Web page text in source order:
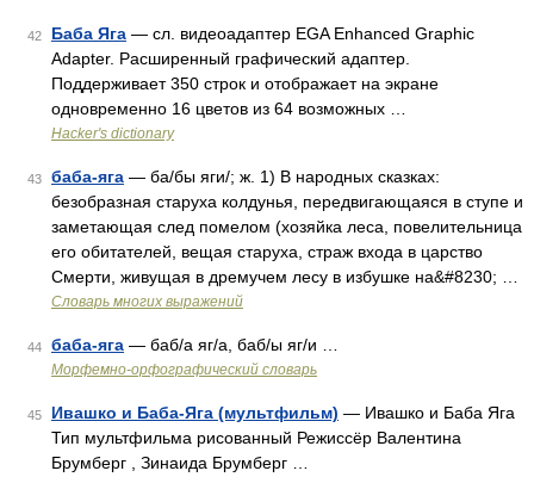
42 Баба Яга — сл. видеоадаптер EGA Enhanced Graрhic
Adaрter. Расширенный графический адаптер.
Поддерживает 350 строк и отображает на экране
одновременно 16 цветов из 64 возможных …
Hacker's dictionary
43 баба-яга — ба/бы яги/; ж. 1) В народных сказках:
безобразная старуха колдунья, передвигающаяся в ступе и
заметающая след помелом (хозяйка леса, повелительница
его обитателей, вещая старуха, страж входа в царство
Смерти, живущая в дремучем лесу в избушке на&#8230; …
Словарь многих выражений
44 баба-яга — баб/а яг/а, баб/ы яг/и …
Морфемно-орфографический словарь
45 Ивашко и Баба-Яга (мультфильм) — Ивашко и Баба Яга
Тип мультфильма рисованный Режиссёр Валентина
Брумберг , Зинаида Брумберг …